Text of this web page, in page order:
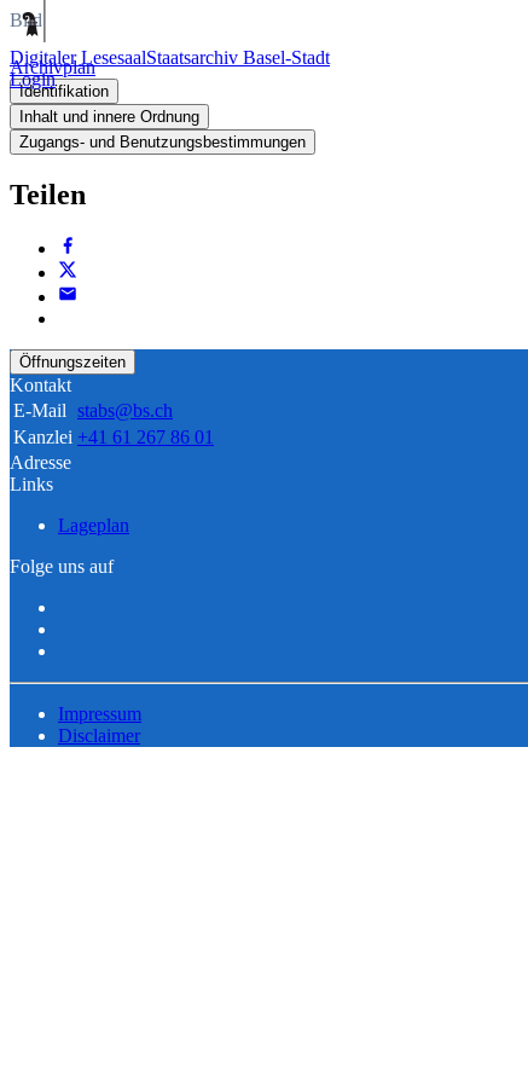
Digitaler LesesaalStaatsarchiv Basel-Stadt
Login
Bild
Archivplan
Identifikation
Inhalt und innere Ordnung
Zugangs- und Benutzungsbestimmungen
Teilen
Öffnungszeiten
Kontakt
E-Mail stabs@bs.ch
Kanzlei +41 61 267 86 01
Adresse
Links
Lageplan
Folge uns auf
Impressum
Disclaimer